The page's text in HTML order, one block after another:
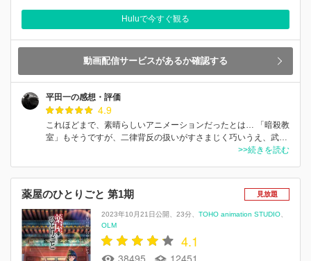
Huluで今すぐ観る
動画配信サービスがあるか確認する
平田一の感想・評価
4.9
これほどまで、素晴らしいアニメーションだったとは… 「暗殺教
室」もそうですが、二律背反の扱いがすさまじく巧いうえ、武…
>>続きを読む
薬屋のひとりごと 第1期 見放題
2023年10月21日公開 23分
TOHO animation STUDIO
OLM
4.1
38495 12451